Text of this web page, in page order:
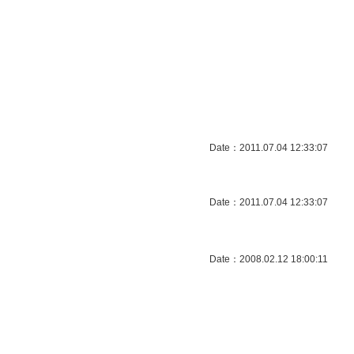
Date：2011.07.04 12:33:07
Date：2011.07.04 12:33:07
Date：2008.02.12 18:00:11